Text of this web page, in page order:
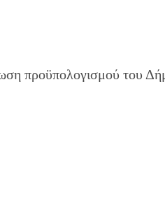
προϋπολογισμού του